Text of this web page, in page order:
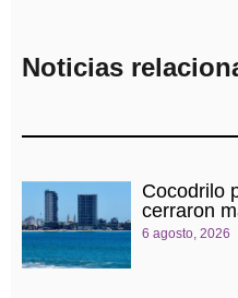
Noticias
Cocodrilo
cerraron
6 agosto, 2026